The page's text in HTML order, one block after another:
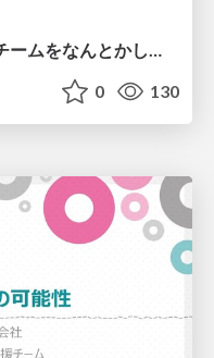
0 130